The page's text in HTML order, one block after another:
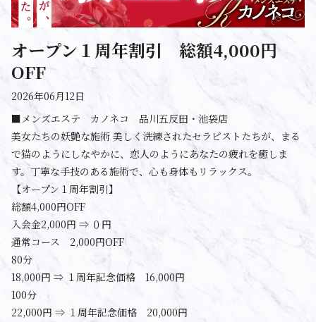
オープン１周年割引 総額4,000円
OFF
2026年06月12日
■メンズエステ カノネコ 品川五反田・池袋店
美女たちの妖艶な施術 美しく洗練されたセラピストたちが、まる
で猫のようにしなやかに、恋人のようにあなたの疲れを癒しま
す。丁寧な手技のある施術で、心も身体もリラックス。
【オープン１周年割引】
総額4,000円OFF
入会金2,000円 ⇒ ０円
通常コース 2,000円OFF
80分
18,000円 ⇒ １周年記念価格 16,000円
100分
22,000円 ⇒ １周年記念価格 20,000円